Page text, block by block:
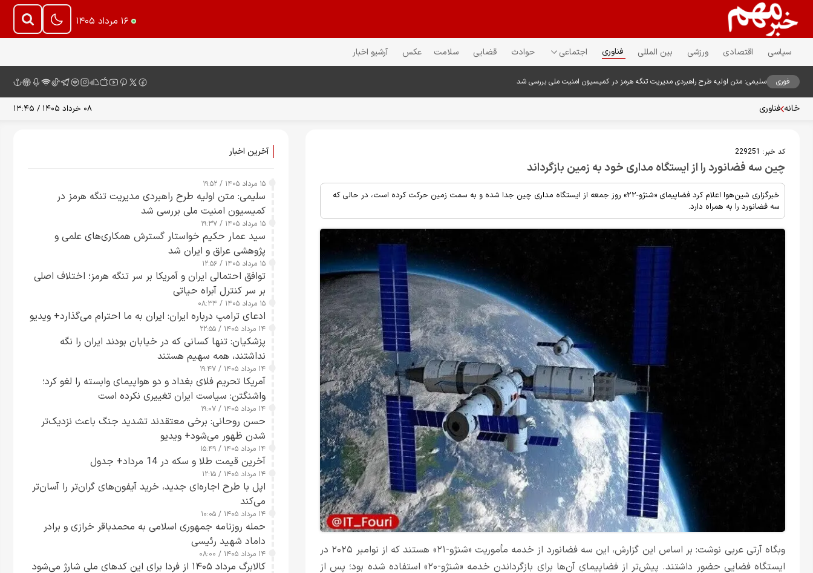
۱۶ مرداد ۱۴۰۵
سیاسی اقتصادی ورزشی بین المللی فناوری اجتماعی حوادث قضایی سلامت عکس آرشیو اخبار
فوری سلیمی: متن اولیه طرح راهبردی مدیریت تنگه هرمز در کمیسیون امنیت ملی بررسی شد
خانه فناوری ۰۸ خرداد ۱۴۰۵ / ۱۳:۴۵
کد خبر: 229251
چین سه فضانورد را از ایستگاه مداری خود به زمین بازگرداند
خبرگزاری شین‌هوا اعلام کرد فضاپیمای «شنژو-۲۲» روز جمعه از ایستگاه مداری چین جدا شده و به سمت زمین حرکت کرده است، در حالی که
سه فضانورد را به همراه دارد.
وبگاه آرتی عربی نوشت: بر اساس این گزارش، این سه فضانورد از خدمه مأموریت «شنژو-۲۱» هستند که از نوامبر ۲۰۲۵ در
ایستگاه فضایی حضور داشتند. پیش‌تر از فضاپیمای آن‌ها برای بازگرداندن خدمه «شنژو-۲۰» استفاده شده بود؛ پس از
آخرین اخبار
۱۵ مرداد ۱۴۰۵ / ۱۹:۵۲
سلیمی: متن اولیه طرح راهبردی مدیریت تنگه هرمز در
کمیسیون امنیت ملی بررسی شد
۱۵ مرداد ۱۴۰۵ / ۱۹:۳۷
سید عمار حکیم خواستار گسترش همکاری‌های علمی و
پژوهشی عراق و ایران شد
۱۵ مرداد ۱۴۰۵ / ۱۲:۵۶
توافق احتمالی ایران و آمریکا بر سر تنگه هرمز؛ اختلاف اصلی
بر سر کنترل آبراه حیاتی
۱۵ مرداد ۱۴۰۵ / ۰۸:۳۴
ادعای ترامپ درباره ایران: ایران به ما احترام می‌گذارد+ ویدیو
۱۴ مرداد ۱۴۰۵ / ۲۲:۵۵
پزشکیان: تنها کسانی که در خیابان بودند ایران را نگه
نداشتند، همه سهیم هستند
۱۴ مرداد ۱۴۰۵ / ۱۹:۴۷
آمریکا تحریم فلای بغداد و دو هواپیمای وابسته را لغو کرد؛
واشنگتن: سیاست ایران تغییری نکرده است
۱۴ مرداد ۱۴۰۵ / ۱۹:۰۷
حسن روحانی: برخی معتقدند تشدید جنگ باعث نزدیک‌تر
شدن ظهور می‌شود+ ویدیو
۱۴ مرداد ۱۴۰۵ / ۱۵:۴۹
آخرین قیمت طلا و سکه در 14 مرداد+ جدول
۱۴ مرداد ۱۴۰۵ / ۱۲:۱۵
اپل با طرح اجاره‌ای جدید، خرید آیفون‌های گران‌تر را آسان‌تر
می‌کند
۱۴ مرداد ۱۴۰۵ / ۱۰:۰۵
حمله روزنامه جمهوری اسلامی به محمدباقر خرازی و برادر
داماد شهید رئیسی
۱۴ مرداد ۱۴۰۵ / ۰۸:۰۰
کالابرگ مرداد ۱۴۰۵ از فردا برای این کدهای ملی شارژ می‌شود